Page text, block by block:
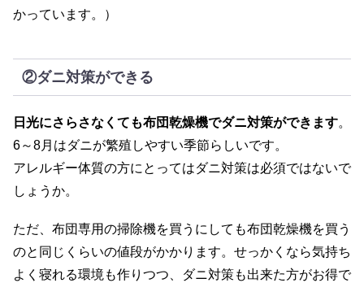
かっています。）
②ダニ対策ができる
日光にさらさなくても布団乾燥機でダニ対策ができます。
6～8月はダニが繁殖しやすい季節らしいです。
アレルギー体質の方にとってはダニ対策は必須ではないで
しょうか。
ただ、布団専用の掃除機を買うにしても布団乾燥機を買う
のと同じくらいの値段がかかります。せっかくなら気持ち
よく寝れる環境も作りつつ、ダニ対策も出来た方がお得で